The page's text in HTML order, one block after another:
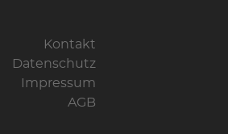
Kontakt
Datenschutz
Impressum
AGB